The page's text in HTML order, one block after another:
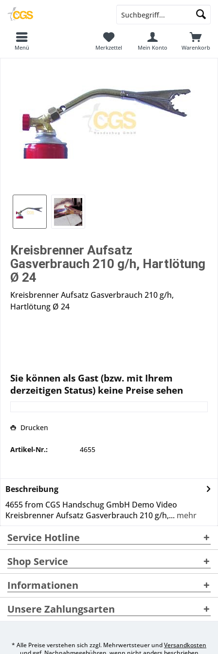
Warenkorb
Merkzettel Mein Konto
Menü
Kreisbrenner Aufsatz
Gasverbrauch 210 g/h, Hartlötung
Ø 24
Kreisbrenner Aufsatz Gasverbrauch 210 g/h,
Hartlötung Ø 24
Sie können als Gast (bzw. mit Ihrem
derzeitigen Status) keine Preise sehen
Drucken
Artikel-Nr.: 4655
Beschreibung
4655 from CGS Handschug GmbH Demo Video
Kreisbrenner Aufsatz Gasverbrauch 210 g/h,... mehr
Service Hotline
Shop Service
Informationen
Unsere Zahlungsarten
* Alle Preise verstehen sich zzgl. Mehrwertsteuer undVersandkosten